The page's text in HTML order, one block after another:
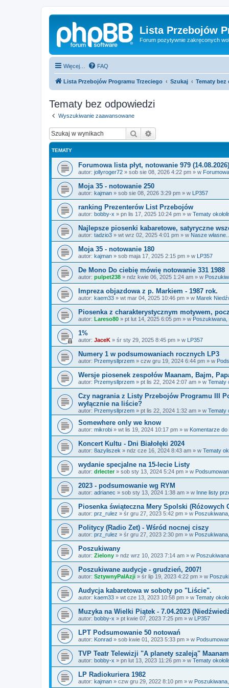
Lista Przebojów
Forum pozytywnie zakręconych
Więcej… FAQ
Lista Przebojów Programu Trzeciego Szukaj Tematy
Tematy bez odpowiedzi
Wyszukiwanie zaawansowane
Szukaj
TEMATY
Forumowa lista płyt, notowanie 979 (14.08.2026)
autor: jollyroger72 » sob sie 08, 2026 4:22 pm » w
Moja 35 - notowanie 250
autor: kajman » sob sie 08, 2026 3:29 pm » w LP357
ranking Prezenterów List Przebojów
autor: bobby-x » pn lis 17, 2025 10:24 pm » w Tematy
Najlepsze piosenki kabaretowe, satyryczne
autor: tadzio3 » wt wrz 02, 2025 4:01 pm » w Nasze
Moja 35 - notowanie 180
autor: kajman » sob maja 17, 2025 2:15 pm » w LP357
De Mono Do ciebię mówię notowanie 331 1988
autor: pulpet238 » ndz kwie 06, 2025 1:24 am » w
Impreza objazdowa z p. Markiem - 1987 rok.
autor: kaem33 » wt mar 04, 2025 10:46 pm » w Marek
Piosenka z charakterystycznym motywem,
autor: Lareso80 » pt lut 14, 2025 6:05 pm » w
1%
autor: JaceK » śr sty 29, 2025 8:45 pm » w LP357
Numery 1 w podsumowaniach rocznych LP3
autor: Przemysllprzem » czw gru 19, 2024 6:44 pm » w
Wersje piosenek zespołów Maanam, Bajm,
autor: Przemysllprzem » pt lis 22, 2024 2:07 am » w Tematy
Czy nagrania z Listy Przebojów Programu III
wyłącznie na liście?
autor: Przemysllprzem » pt lis 22, 2024 1:32 am » w Tematy
Somewhere only we know
autor: mikrobi » wt lis 19, 2024 10:17 pm » w Komentarze
Koncert Kultu - Dni Białołęki 2024
autor: 8azyliszek » ndz cze 16, 2024 8:43 am » w Tematy
wydanie specjalne na 15-lecie Listy
autor: drlecter» sob sty 13, 2024 5:24 pm » w
2023 - podsumowanie wg RYM
autor: adrianec » sob sty 13, 2024 1:38 am » w Inne listy
Piosenka świąteczna Mery Spolski (Różowych
autor: prz_rulez » śr gru 27, 2023 5:42 pm » w
Politycy (Radio Zet) - Wśród nocnej ciszy
autor: prz_rulez » śr gru 27, 2023 2:30 pm » w
Poszukiwany
autor: Zielony » ndz wrz 10, 2023 7:14 am » w
Poszukiwane audycje - grudzień, 2007!
autor: SztywnyPalAzji » śr lip 19, 2023 4:22 pm » w
Audycja kabaretowa w soboty po "Liście".
autor: kaem33 » wt cze 13, 2023 10:58 pm » w Tematy
Muzyka na Wielki Piątek - 7.04.2023
autor: bobby-x » pt kwie 07, 2023 7:25 pm » w LP357
LPT Podsumowanie 50 notowań
autor: Konrad » sob kwie 01, 2023 5:33 pm » w
TVP Teatr Telewizji "A planety szaleją" Maanam
autor: bobby-x » pn lut 13, 2023 11:26 pm » w Tematy
LP Radiokuriera 1982
autor: kajman » czw gru 29, 2022 8:10 pm » w